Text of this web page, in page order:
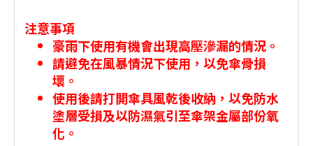
注意事項
豪雨下使用有機會出現高壓滲漏的情況。
請避免在風暴情況下使用，以免傘骨損
壞。
使用後請打開傘具風乾後收納，以免防水
塗層受損及以防濕氣引至傘架金屬部份氧
化。